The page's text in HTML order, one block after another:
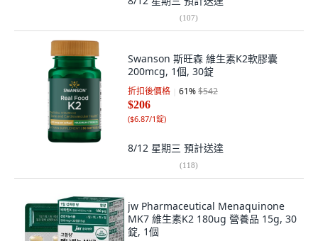
(107)
Swanson 斯旺森 維生素K2軟膠囊
200mcg, 1個, 30錠
折扣後價格 61%$542
$206
($6.87/1錠)
8/12 星期三 預計送達
(118)
jw Pharmaceutical Menaquinone
MK7 維生素K2 180ug 營養品 15g, 30
錠, 1個